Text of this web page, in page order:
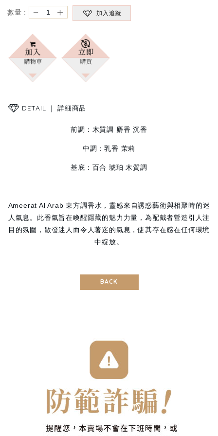
數量 : － ＋ 加入追蹤
DETAIL ｜詳細商品
前調：木質調 麝香 沉香
中調：乳香 茉莉
基底：百合 琥珀 木質調
Ameerat Al Arab 東方調香水，靈感來自誘惑藝術與相聚時的迷
人氣息。此香氣旨在喚醒隱藏的魅力力量，為配戴者營造引人注
目的氛圍，散發迷人而令人著迷的氣息，使其存在感在任何環境
中綻放。
BACK